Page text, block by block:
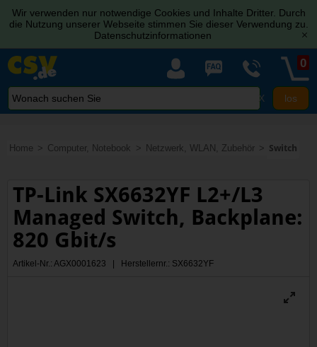
Wir verwenden nur notwendige Cookies und Inhalte Dritter. Durch
die Nutzung unserer Webseite stimmen Sie dieser Verwendung zu.
Datenschutzinformationen
[x]
X
0
Home Computer, Notebook Netzwerk, WLAN, Zubehör Switch
TP-Link SX6632YF L2+/L3
Managed Switch, Backplane:
820 Gbit/s
Artikel-Nr.: AGX0001623 | Herstellernr.: SX6632YF